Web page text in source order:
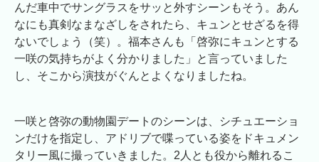
んだ車中でサングラスをサッと外すシーンもそう。あん
なにも真剣なまなざしをされたら、キュンとせざるを得
ないでしょう（笑）。福本さんも「啓弥にキュンとする
一咲の気持ちがよく分かりました」と言っていました
し、そこから演技がぐんとよくなりましたね。
一咲と啓弥の動物園デートのシーンは、シチュエーショ
ンだけを指定し、アドリブで喋っている姿をドキュメン
タリー風に撮っていきました。2人とも役から離れるこ